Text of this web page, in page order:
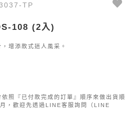
TP
108 (2入)
增添款式迷人風采。
照『已付款完成的訂單』順序來做出貨順
，歡迎先透過LINE客服詢問（LINE